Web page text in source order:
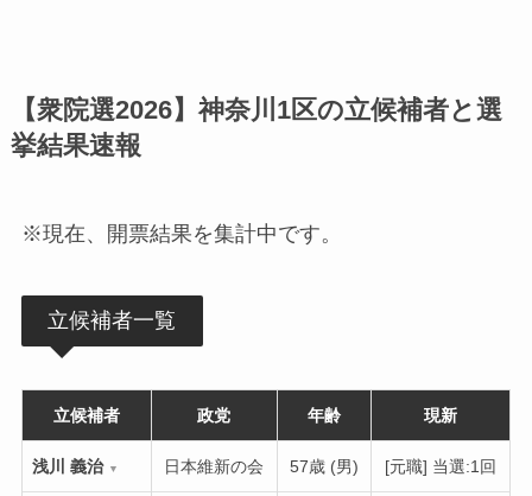
【衆院選2026】神奈川1区の立候補者と選
挙結果速報
※現在、開票結果を集計中です。
立候補者一覧
立候補者 政党 年齢 現新
浅川 義治 ▼ 日本維新の会 57歳 (男) [元職] 当選:1回